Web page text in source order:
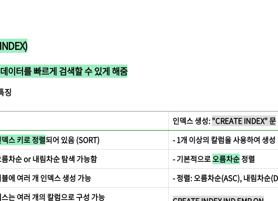
이터를 빠르게 검색할 수 있게 해줌
징
인덱스 생성:"CREATE INDEX" 문
스 키로 정렬되어 있음 (SORT)
- 1개 이상의 칼럼을 사용하여 생성
차순 or 내림차순 탐색 가능함
- 기본적으로오름차순정렬
에 여러 개 인덱스 생성 가능
- 정렬: 오름차순(ASC), 내림차순
는 여러 개의 칼럼으로 구성 가능